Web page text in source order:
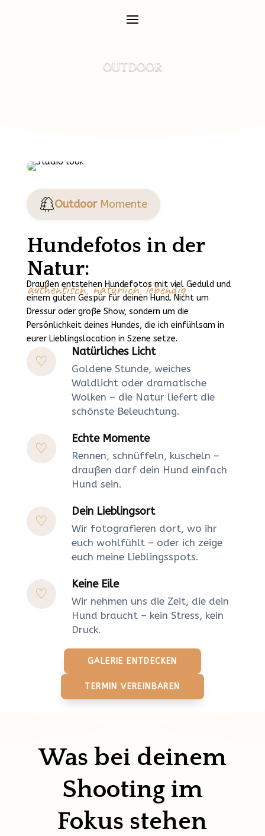
OUTDOOR
Outdoor Momente
Hundefotos in der
Natur:
authentisch, natürlich, lebendig
Draußen entstehen Hundefotos mit viel Geduld und
einem guten Gespür für deinen Hund. Nicht um
Dressur oder große Show, sondern um die
Persönlichkeit deines Hundes, die ich einfühlsam in
eurer Lieblingslocation in Szene setze.
Natürliches Licht
Goldene Stunde, weiches
Waldlicht oder dramatische
Wolken – die Natur liefert die
schönste Beleuchtung.
Echte Momente
Rennen, schnüffeln, kuscheln –
draußen darf dein Hund einfach
Hund sein.
Dein Lieblingsort
Wir fotografieren dort, wo ihr
euch wohlfühlt – oder ich zeige
euch meine Lieblingsspots.
Keine Eile
Wir nehmen uns die Zeit, die dein
Hund braucht – kein Stress, kein
Druck.
GALERIE ENTDECKEN
TERMIN VEREINBAREN
Was bei deinem
Shooting im
Fokus stehen